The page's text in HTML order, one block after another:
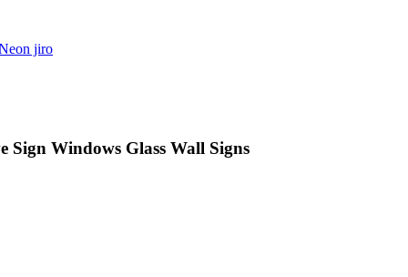
Windows Glass Wall Signs